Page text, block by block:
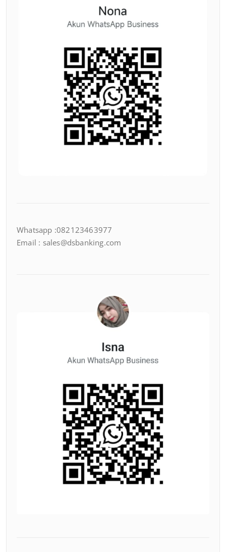
Whatsapp :082123463977
Email : sales@dsbanking.com